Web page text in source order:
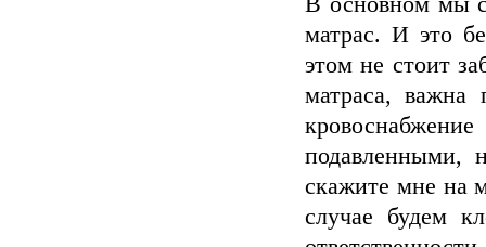
матрас. И это
этом не стоит
матраса, важна
подавленными,
скажите мне на
случае будем